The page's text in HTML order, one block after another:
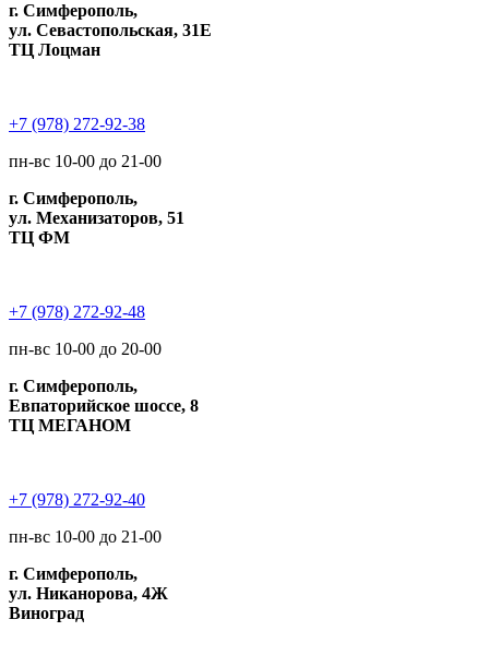
г. Симферополь,
ул. Севастопольская, 31Е
ТЦ Лоцман
+7 (978) 272-92-38
пн-вс 10-00 до 21-00
г. Симферополь,
ул. Механизаторов, 51
ТЦ ФМ
+7 (978) 272-92-48
пн-вс 10-00 до 20-00
г. Симферополь,
Евпаторийское шоссе, 8
ТЦ МЕГАНОМ
+7 (978) 272-92-40
пн-вс 10-00 до 21-00
г. Симферополь,
ул. Никанорова, 4Ж
Виноград